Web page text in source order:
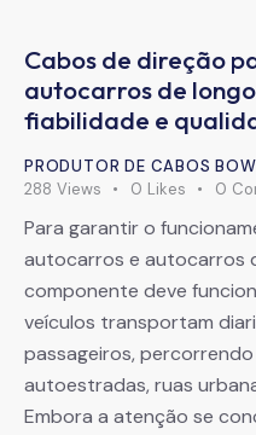
Cabos de direção
autocarros de
fiabilidade e
PRODUTOR DE CABOS
288 Views 0 Likes 0
Para garantir o
autocarros e autocarros
componente deve
veículos transportam
passageiros,
autoestradas, ruas
Embora a atenção se